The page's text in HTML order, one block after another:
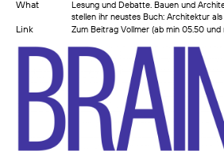
What
Lesung und Debatte. Bauen und
stellen ihr neustes Buch: Architektur
Link Zum Beitrag Vollmer (ab min 05.50 und